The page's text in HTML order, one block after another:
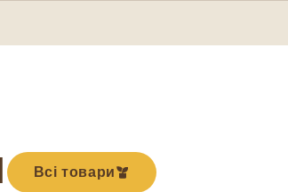
Всі товари